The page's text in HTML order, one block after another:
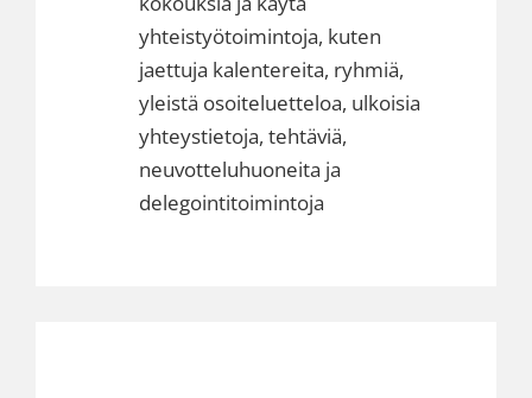
yhteistyötoimintoja, kuten
jaettuja kalentereita, ryhmiä,
yleistä osoiteluetteloa, ulkoisia
yhteystietoja, tehtäviä,
neuvotteluhuoneita ja
delegointitoimintoja